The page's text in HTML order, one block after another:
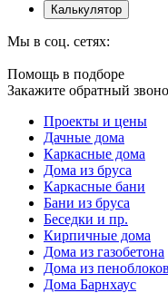
Калькулятор
Мы в соц. сетях:
Помощь в подборе
Закажите обратный
Проекты и цены
Дачные дома
Каркасные дома
Дома из бруса
Каркасные бани
Бани из бруса
Беседки и пр.
Кирпичные дома
Дома из газобетона
Дома из пеноблоков
Дома Барнхаус